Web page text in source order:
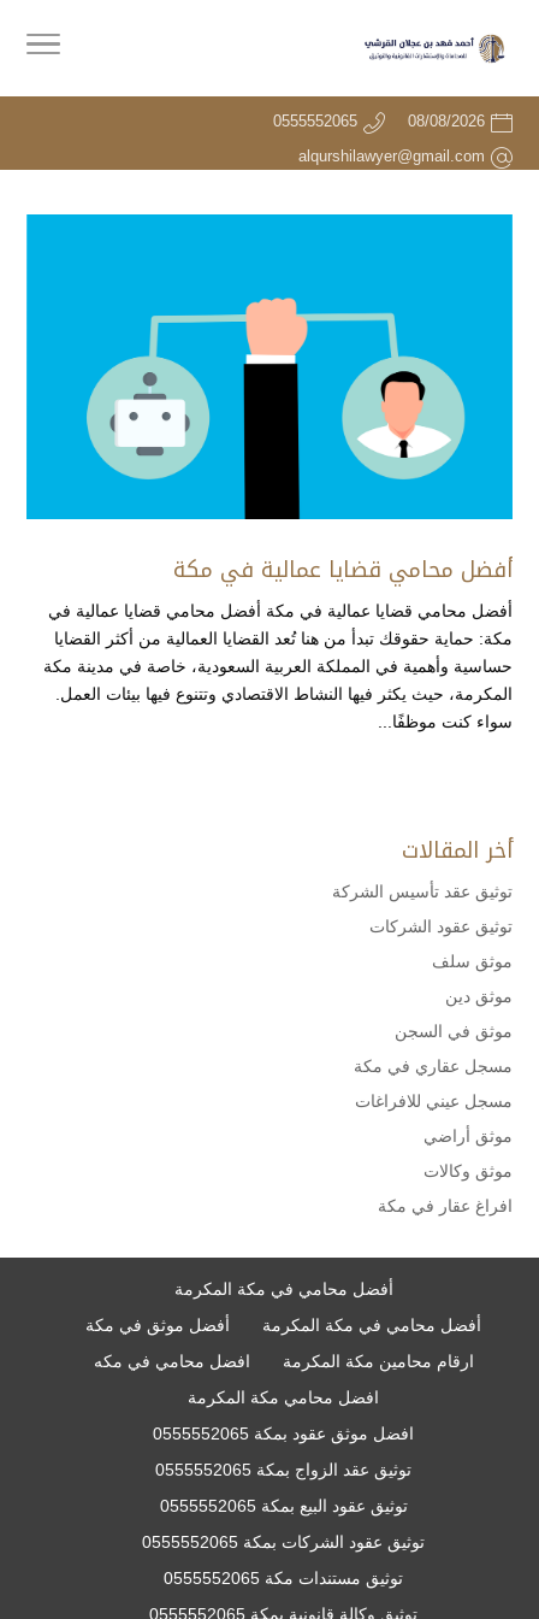
08/08/2026
0555552065
alqurshilawyer@gmail.com
أفضل محامي قضايا عمالية في مكة
أفضل محامي قضايا عمالية في مكة أفضل محامي قضايا عمالية في
مكة: حماية حقوقك تبدأ من هنا تُعد القضايا العمالية من أكثر القضايا
حساسية وأهمية في المملكة العربية السعودية، خاصة في مدينة مكة
المكرمة، حيث يكثر فيها النشاط الاقتصادي وتتنوع فيها بيئات العمل.
سواء كنت موظفًا...
أخر المقالات
توثيق عقد تأسيس الشركة
توثيق عقود الشركات
موثق سلف
موثق دين
موثق في السجن
مسجل عقاري في مكة
مسجل عيني للافراغات
موثق أراضي
موثق وكالات
افراغ عقار في مكة
أفضل محامي في مكة المكرمة
أفضل محامي في مكة المكرمة
أفضل موثق في مكة
ارقام محامين مكة المكرمة
افضل محامي في مكه
افضل محامي مكة المكرمة
افضل موثق عقود بمكة 0555552065
توثيق عقد الزواج بمكة 0555552065
توثيق عقود البيع بمكة 0555552065
توثيق عقود الشركات بمكة 0555552065
توثيق مستندات مكة 0555552065
توثيق وكالة قانونية بمكة 0555552065